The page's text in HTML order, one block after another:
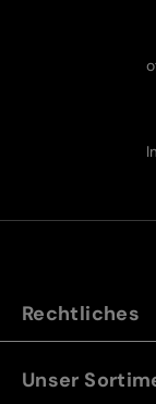
Rechtliches
Unser